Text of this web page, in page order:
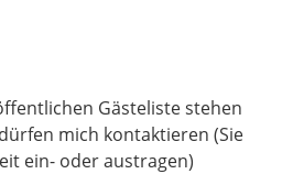
Gästeliste stehen
mich kontaktieren (Sie
ein- oder austragen)